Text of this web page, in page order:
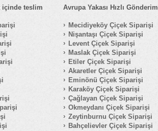
içinde teslim Avrupa Yakası Hızlı Gönderim
Mecidiyeköy Çiçek Siparişi
Nişantaşı Çiçek Siparişi
Levent Çiçek Siparişi
Maslak Çiçek Siparişi
Etiler Çiçek Siparişi
Akaretler Çiçek Siparişi
Eminönü Çiçek Siparişi
Karaköy Çiçek Siparişi
Çağlayan Çiçek Siparişi
Okmeydanı Çiçek Siparişi
Zeytinburnu Çiçek Siparişi
Bahçelievler Çiçek Siparişi